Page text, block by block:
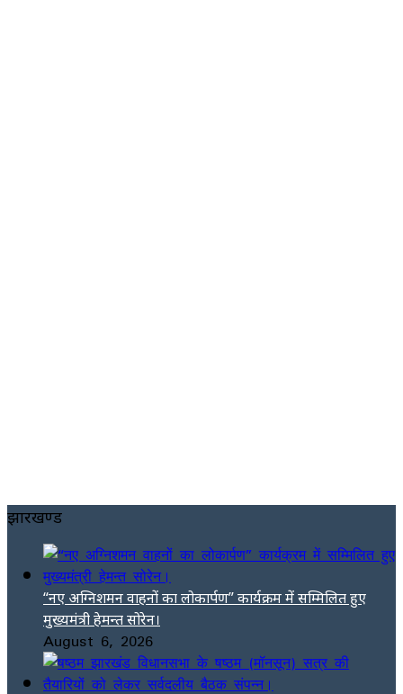
झारखण्ड
“नए अग्निशमन वाहनों का लोकार्पण” कार्यक्रम में सम्मिलित हुए
मुख्यमंत्री हेमन्त सोरेन।
August 6, 2026